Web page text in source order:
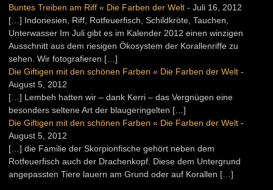
Buntes Treiben am Riff « Die Farben der Welt - Juli 16, 2012
[…] Indonesien, Riff, Rotfeuerfisch, Schildkröte, Tauchen,
Unterwasser Im Juli gibt es im Kalender 2012 einen winzigen
Ausschnitt aus dem riesigen Ökosystem der Korallenriffe zu
sehen. Wir fotografieren […]
Die Giftigen mit den schönen Farben « Die Farben der Welt -
August 5, 2012
[…] Lembeh hatten wir – dank Kerri – das Vergnügen eine
besonders seltene Art der blaugeringelten […]
Die Giftigen mit den schönen Farben « Die Farben der Welt -
August 5, 2012
[…] die Familie der Skorpionfische gehört neben dem
Rotfeuerfisch auch der Drachenkopf. Diese dem Untergrund
angepassten Tiere lauern am Grund oder auf Korallen […]